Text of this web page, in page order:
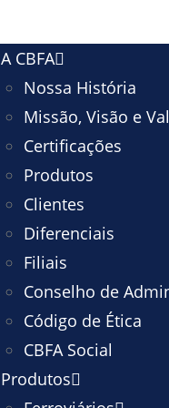
A CBFA
Nossa História
Missão, Visão e
Certificações
Produtos
Clientes
Diferenciais
Filiais
Conselho de
Código de Ética
CBFA Social
Produtos